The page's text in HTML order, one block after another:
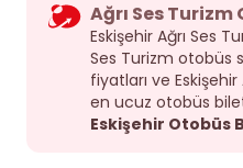
Ağrı Ses
Eskişehir Ağrı Ses
Ses Turizm otobüs
fiyatları ve Eskişehir
en ucuz otobüs
Eskişehir Otobüs